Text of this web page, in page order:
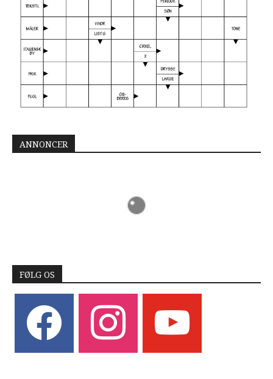
ANNONCER
FØLG OS
instagram